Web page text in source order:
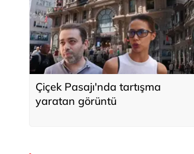
Çiçek Pasajı'nda tartışma
yaratan görüntü